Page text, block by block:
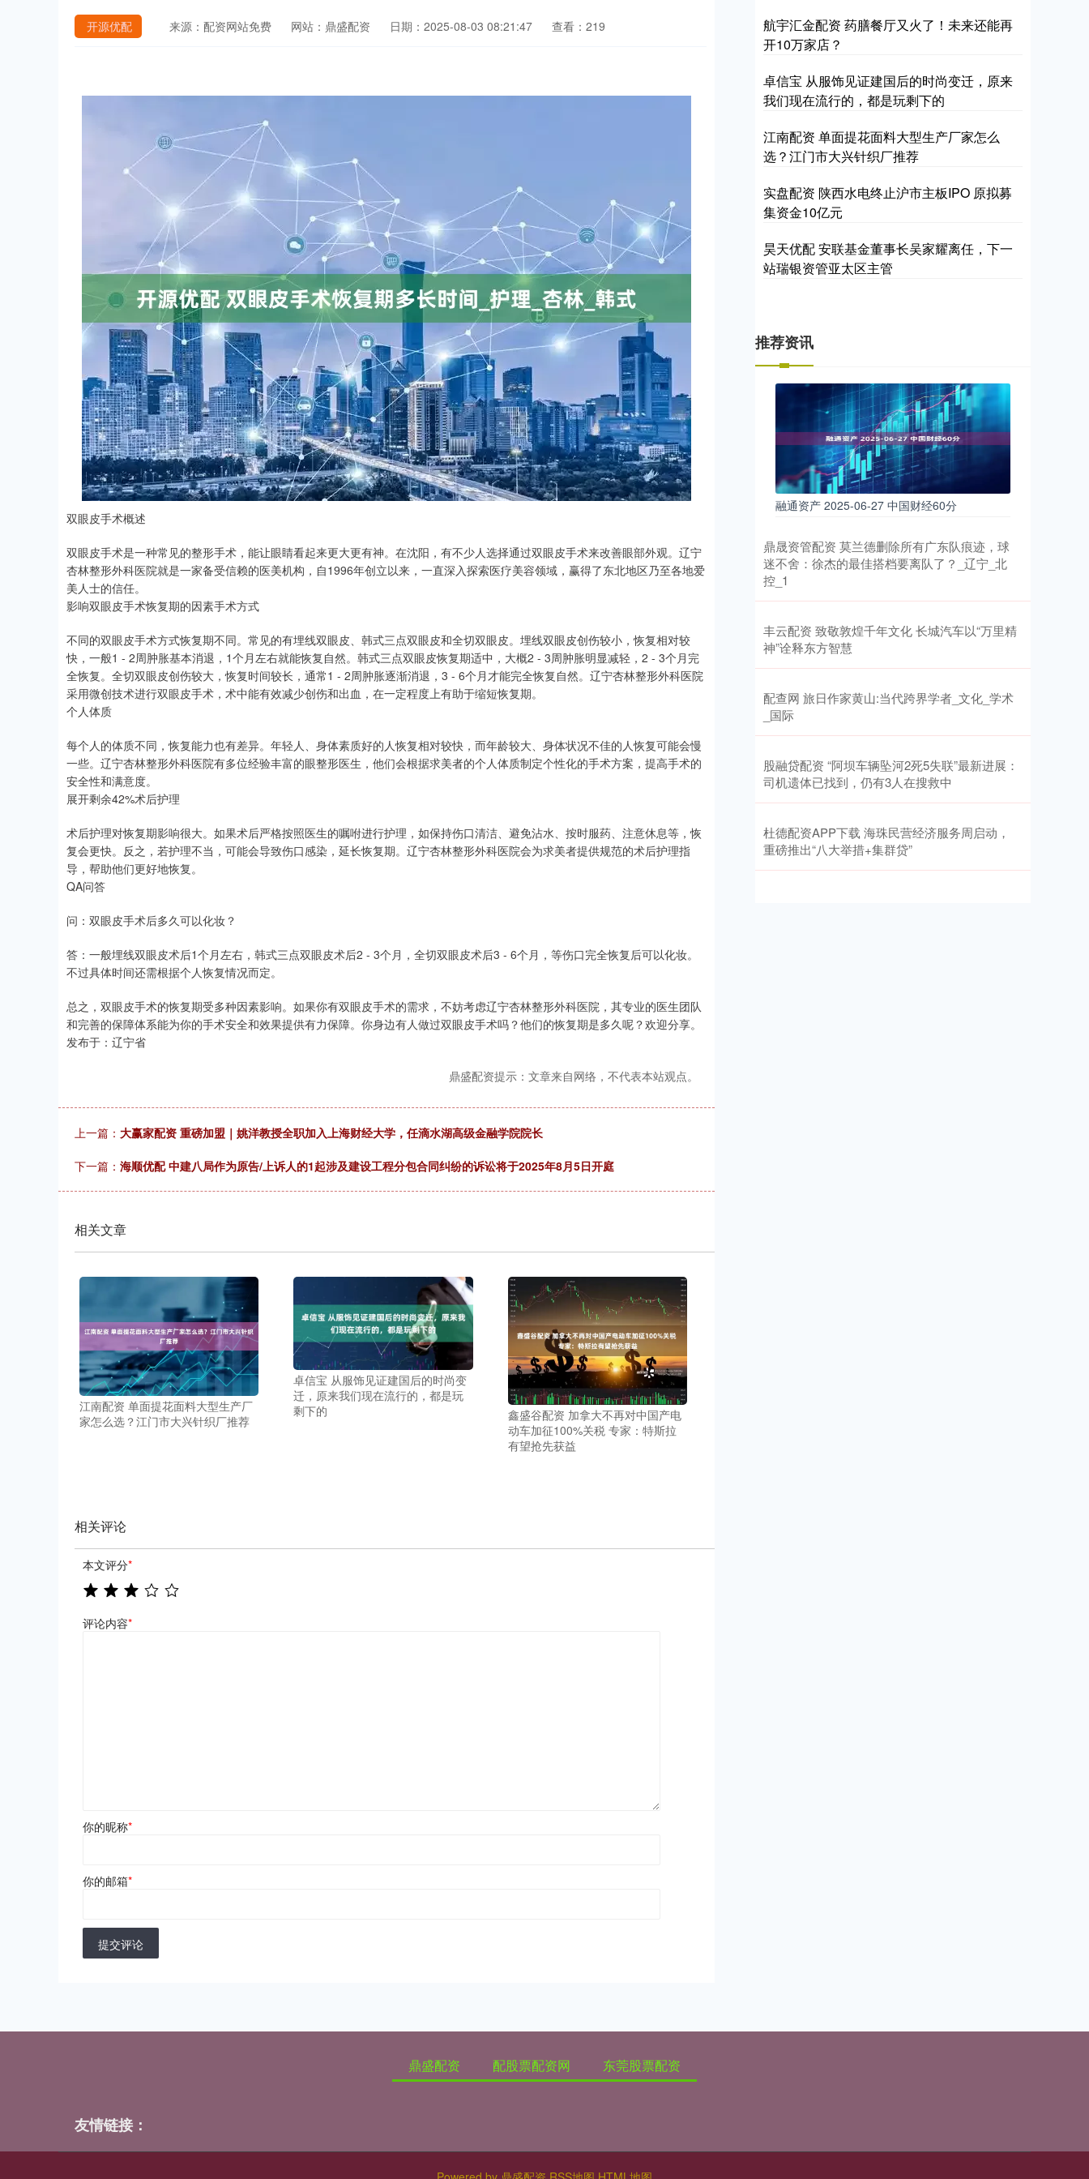
开源优配 来源：配资网站免费 网站：鼎盛配资 日期：2025-08-03 08:21:47 查看：219
双眼皮手术概述
双眼皮手术是一种常见的整形手术，能让眼睛看起来更大更有神。在沈阳，有不少人选择通过双眼皮手术来改善眼部外观。辽宁
杏林整形外科医院就是一家备受信赖的医美机构，自1996年创立以来，一直深入探索医疗美容领域，赢得了东北地区乃至各地爱
美人士的信任。
影响双眼皮手术恢复期的因素手术方式
不同的双眼皮手术方式恢复期不同。常见的有埋线双眼皮、韩式三点双眼皮和全切双眼皮。埋线双眼皮创伤较小，恢复相对较
快，一般1 - 2周肿胀基本消退，1个月左右就能恢复自然。韩式三点双眼皮恢复期适中，大概2 - 3周肿胀明显减轻，2 - 3个月完
全恢复。全切双眼皮创伤较大，恢复时间较长，通常1 - 2周肿胀逐渐消退，3 - 6个月才能完全恢复自然。辽宁杏林整形外科医院
采用微创技术进行双眼皮手术，术中能有效减少创伤和出血，在一定程度上有助于缩短恢复期。
个人体质
每个人的体质不同，恢复能力也有差异。年轻人、身体素质好的人恢复相对较快，而年龄较大、身体状况不佳的人恢复可能会慢
一些。辽宁杏林整形外科医院有多位经验丰富的眼整形医生，他们会根据求美者的个人体质制定个性化的手术方案，提高手术的
安全性和满意度。
展开剩余42%术后护理
术后护理对恢复期影响很大。如果术后严格按照医生的嘱咐进行护理，如保持伤口清洁、避免沾水、按时服药、注意休息等，恢
复会更快。反之，若护理不当，可能会导致伤口感染，延长恢复期。辽宁杏林整形外科医院会为求美者提供规范的术后护理指
导，帮助他们更好地恢复。
QA问答
问：双眼皮手术后多久可以化妆？
答：一般埋线双眼皮术后1个月左右，韩式三点双眼皮术后2 - 3个月，全切双眼皮术后3 - 6个月，等伤口完全恢复后可以化妆。
不过具体时间还需根据个人恢复情况而定。
总之，双眼皮手术的恢复期受多种因素影响。如果你有双眼皮手术的需求，不妨考虑辽宁杏林整形外科医院，其专业的医生团队
和完善的保障体系能为你的手术安全和效果提供有力保障。你身边有人做过双眼皮手术吗？他们的恢复期是多久呢？欢迎分享。
发布于：辽宁省
鼎盛配资提示：文章来自网络，不代表本站观点。
上一篇： 大赢家配资 重磅加盟｜姚洋教授全职加入上海财经大学，任滴水湖高级金融学院院长
下一篇： 海顺优配 中建八局作为原告/上诉人的1起涉及建设工程分包合同纠纷的诉讼将于2025年8月5日开庭
相关文章
江南配资 单面提花面料大型生产厂
家怎么选？江门市大兴针织厂推荐
卓信宝 从服饰见证建国后的时尚变
迁，原来我们现在流行的，都是玩
剩下的
鑫盛谷配资 加拿大不再对中国产电
动车加征100%关税 专家：特斯拉
有望抢先获益
相关评论
本文评分*
评论内容*
你的昵称*
你的邮箱*
提交评论
航宇汇金配资 药膳餐厅又火了！未来还能再
开10万家店？
卓信宝 从服饰见证建国后的时尚变迁，原来
我们现在流行的，都是玩剩下的
江南配资 单面提花面料大型生产厂家怎么
选？江门市大兴针织厂推荐
实盘配资 陕西水电终止沪市主板IPO 原拟募
集资金10亿元
昊天优配 安联基金董事长吴家耀离任，下一
站瑞银资管亚太区主管
推荐资讯
融通资产 2025-06-27 中国财经60分
鼎晟资管配资 莫兰德删除所有广东队痕迹，球
迷不舍：徐杰的最佳搭档要离队了？_辽宁_北
控_1
丰云配资 致敬敦煌千年文化 长城汽车以“万里精
神”诠释东方智慧
配查网 旅日作家黄山:当代跨界学者_文化_学术
_国际
股融贷配资 “阿坝车辆坠河2死5失联”最新进展：
司机遗体已找到，仍有3人在搜救中
杜德配资APP下载 海珠民营经济服务周启动，
重磅推出“八大举措+集群贷”
鼎盛配资 配股票配资网 东莞股票配资
友情链接：